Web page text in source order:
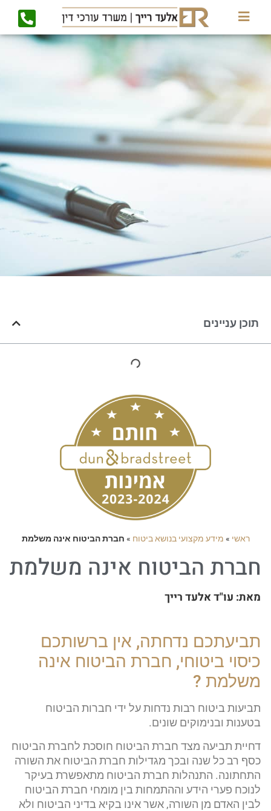
תוכן עניינים
ראשי » מידע מקצועי בנושא ביטוח » חברת הביטוח אינה משלמת
חברת הביטוח אינה משלמת
מאת: עו"ד אלעד רייך​
תביעתכם נדחתה, אין ברשותכם
כיסוי ביטוחי, חברת הביטוח אינה
משלמת ?
תביעות ביטוח רבות נדחות על ידי חברות הביטוח
בטענות ובנימוקים שונים.
דחיית תביעה מצד חברת הביטוח חוסכת לחברת הביטוח
כסף רב כל שנה ובכך מגדילות חברת הביטוח את השורה
התחתונה. התנהלות חברת הביטוח מתאפשרת בעיקר
לנוכח פערי הידע וההתמחות בין מומחי חברת הביטוח
לבין האדם מן השורה, אשר אינו בקיא בדיני הביטוח ולא